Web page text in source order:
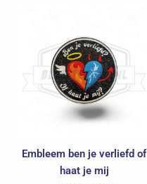
Embleem ben je verliefd of
haat je mij